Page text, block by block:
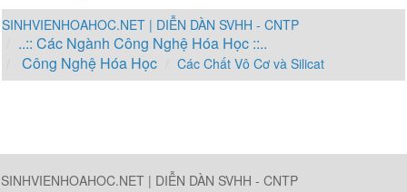
SINHVIENHOAHOC.NET | DIỄN DÀN SVHH - CNTP
..:: Các Ngành Công Nghệ Hóa Học ::..
Công Nghệ Hóa Học
Các Chất Vô Cơ và Silicat
SINHVIENHOAHOC.NET | DIỄN DÀN SVHH - CNTP